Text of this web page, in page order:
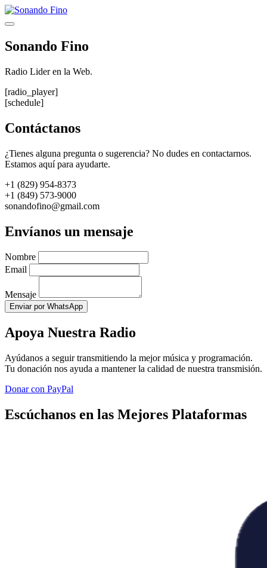
Saltar
al
Menú
Sonando Fino
Radio Lider en la Web.
[radio_player]
[schedule]
Contáctanos
¿Tienes alguna pregunta o sugerencia? No dudes en contactarnos.
Estamos aquí para ayudarte.
+1 (829) 954-8373
+1 (849) 573-9000
sonandofino@gmail.com
Envíanos un mensaje
Nombre
Email
Mensaje
Enviar por WhatsApp
Apoya Nuestra Radio
Ayúdanos a seguir transmitiendo la mejor música y programación.
Tu donación nos ayuda a mantener la calidad de nuestra transmisión.
Donar con PayPal
Escúchanos en las Mejores Plataformas